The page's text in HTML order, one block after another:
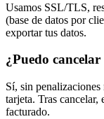
Usamos SSL/TLS,
(base de datos por
exportar tus datos.
¿Puedo
Sí, sin
tarjeta. Tras
facturado.